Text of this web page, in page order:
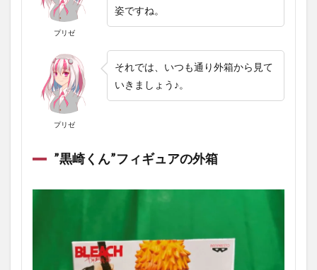
プリゼ
姿ですね。
プリゼ
それでは、いつも通り外箱から見て
いきましょう♪。
”黒崎くん”フィギュアの外箱